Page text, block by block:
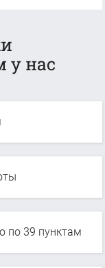
у нас
по 39 пунктам